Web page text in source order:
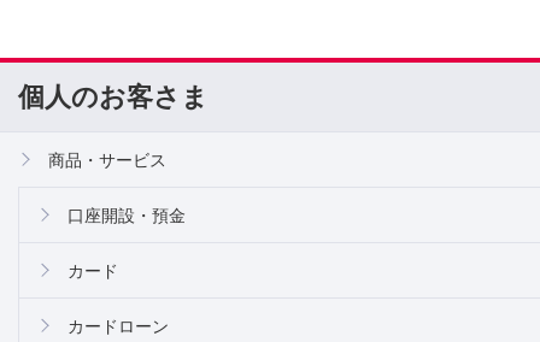
個人のお客さま
商品・サービス
口座開設・預金
カード
カードローン